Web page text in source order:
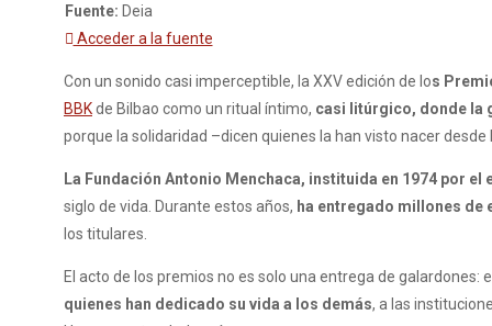
Fuente: Deia
Acceder a la fuente
Con un sonido casi imperceptible, la XXV edición de los
BBKde Bilbao como un ritual íntimo, casi litúrgico, donde la
porque la solidaridad –dicen quienes la han visto nacer
La Fundación Antonio Menchaca, instituida en 1974 por
siglo de vida. Durante estos años, ha entregado millones
los titulares.
El acto de los premios no es solo una entrega de
quienes han dedicado su vida a los demás, a las